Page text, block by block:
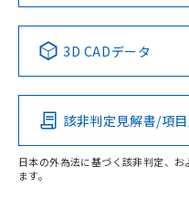
Pb Hg
O
Yes No
この
その他の認証はこ
3D CADデータ
該非判定見解書/項
日本の外為法に基づく該非判定、
ます。